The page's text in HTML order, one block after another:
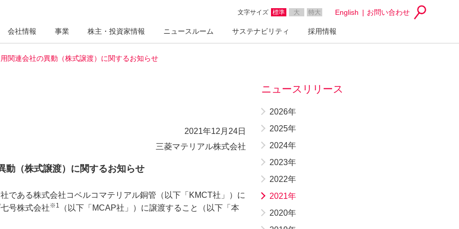
文字サイズ 標準 大 特大 English お問い合わせ
会社情報 事業 株主・投資家情報 ニュースルーム サステナビリティ 採用情報
関連会社の異動（株式譲渡）に関するお知らせ
2021年12月24日
三菱マテリアル株式会社
動（株式譲渡）に関するお知らせ
である株式会社コベルコマテリアル銅管（以下「KMCT社」）に
号株式会社※1 （以下「MCAP社」）に譲渡すること（以下「本
ニュースリリース
2026年
2025年
2024年
2023年
2022年
2021年
2020年